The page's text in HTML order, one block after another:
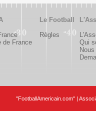
de France
Le Football
Règles
Qui
"FootballAmericain.com" |